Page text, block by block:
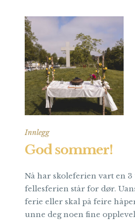
Innlegg
God sommer!
Nå har skoleferien vart en 3
fellesferien står for dør.
ferie eller skal på feire
unne deg noen fine